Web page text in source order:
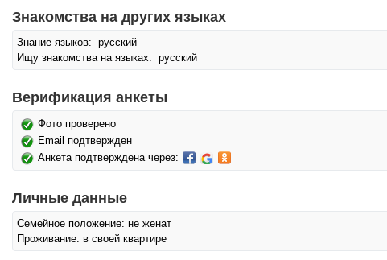
Знакомства на других языках
Знание языков: русский
Ищу знакомства на языках: русский
Верификация анкеты
Фото проверено
Email подтвержден
Анкета подтверждена через:
Личные данные
Семейное положение: не женат
Проживание: в своей квартире